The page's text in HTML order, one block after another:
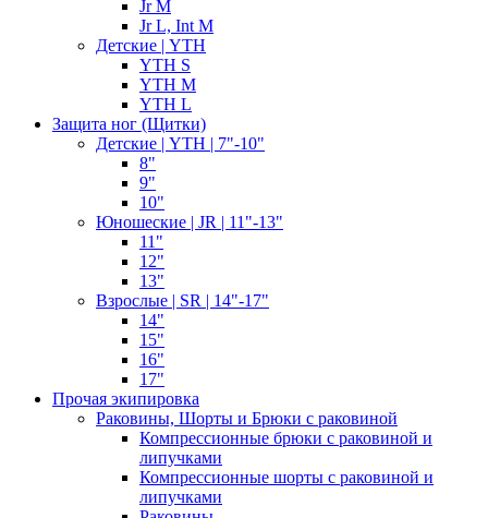
Jr M
Jr L, Int M
Детские | YTH
YTH S
YTH M
YTH L
Защита ног (Щитки)
Детские | YTH | 7"-10"
8"
9"
10"
Юношеские | JR | 11"-13"
11"
12"
13"
Взрослые | SR | 14"-17"
14"
15"
16"
17"
Прочая экипировка
Раковины, Шорты и Брюки с раковиной
Компрессионные брюки с раковиной и
липучками
Компрессионные шорты с раковиной и
липучками